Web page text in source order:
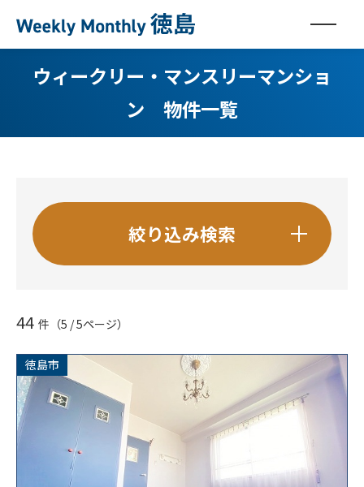
ウィークリー・マンスリーマンショ
ン 物件一覧
絞り込み検索
1R
2DK
2LDK 3DK 3LDK
こだわり条件
wifiあり
インターネット無料
デザイナーズ
テレワーク・在宅勤務可
44 件 （5 / 5ページ）
徳島市